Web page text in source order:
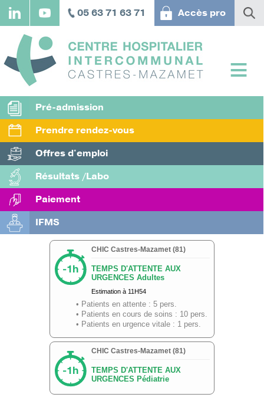
Aller
principal
05 63 71 63 71 Accès pro
Pré-admission
Prendre rendez-vous
Offres d'emploi
Résultats /Labo
Paiement
IFMS